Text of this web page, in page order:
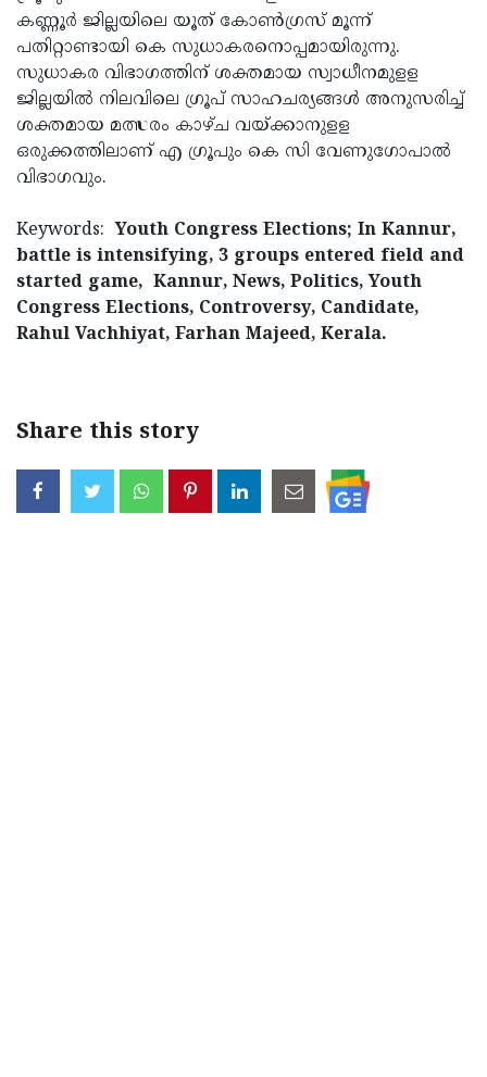
കണ്ണൂര്‍ ജില്ലയിലെ യൂത് കോണ്‍ഗ്രസ് മൂന്ന്
പതിറ്റാണ്ടായി കെ സുധാകരനൊപ്പമായിരുന്നു.
സുധാകര വിഭാഗത്തിന് ശക്തമായ സ്വാധീനമുളള
ജില്ലയില്‍ നിലവിലെ ഗ്രൂപ് സാഹചര്യങ്ങള്‍ അനുസരിച്ച്
ശക്തമായ മത്സരം കാഴ്ച വയ്ക്കാനുളള
ഒരുക്കത്തിലാണ് എ ഗ്രൂപും കെ സി വേണുഗോപാല്‍
വിഭാഗവും.
Keywords:Youth Congress Elections; In Kannur,
battle is intensifying, 3 groups entered field and
started game, Kannur, News, Politics, Youth
Congress Elections, Controversy, Candidate,
Rahul Vachhiyat, Farhan Majeed, Kerala.
Share this story